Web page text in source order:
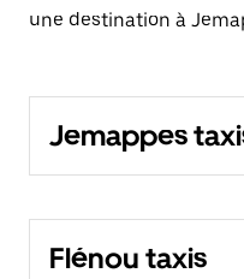
une destination à
Jemappes
Flénou taxis